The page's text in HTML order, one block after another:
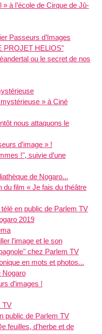
à l’école de Cirque de Jû-
Passeurs d’Images
PROJET HELIOS"
ou le secret de nos
» à Ciné
nous attaquons le
d’image » !
!", suivie d’une
de Nogaro...
du film « Je fais du théâtre
télé en public de Parlem TV
2019
l’image et le son
chez Parlem TV
en mots et photos...
Nogaro
d’images !
TV
public de Parlem TV
feuilles, d’herbe et de